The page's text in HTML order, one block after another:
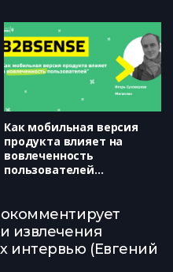
Как мобильная версия
продукта влияет на
вовлеченность
пользователей
извлечения
интервью (Евгений